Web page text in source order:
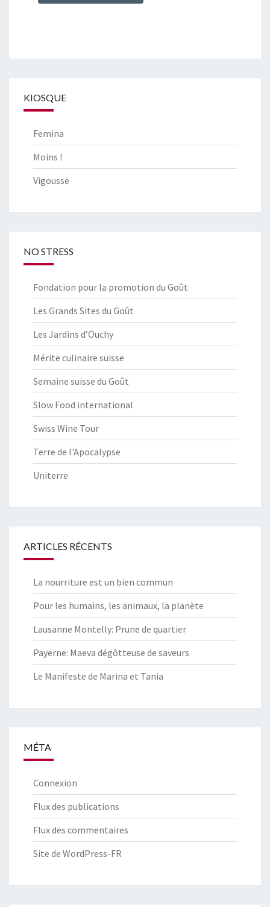
KIOSQUE
Femina
Moins !
Vigousse
NO STRESS
Fondation pour la promotion du Goût
Les Grands Sites du Goût
Les Jardins d’Ouchy
Mérite culinaire suisse
Semaine suisse du Goût
Slow Food international
Swiss Wine Tour
Terre de l'Apocalypse
Uniterre
ARTICLES RÉCENTS
La nourriture est un bien commun
Pour les humains, les animaux, la planète
Lausanne Montelly: Prune de quartier
Payerne: Maeva dégôtteuse de saveurs
Le Manifeste de Marina et Tania
MÉTA
Connexion
Flux des publications
Flux des commentaires
Site de WordPress-FR